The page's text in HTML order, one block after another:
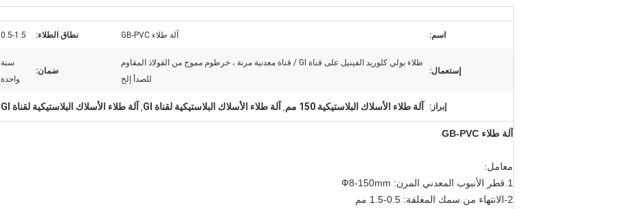
اسم: آلة طلاء GB-PVC نطاق الطلاء: 0.5-1.5
إستعمال:
طلاء بولي كلوريد الفينيل على قناة GI / قناة معدنية مرنة ، خرطوم مموج من الفولاذ المقاوم
للصدأ إلخ
ضمان:
سنة
واحدة
إبراز: آلة طلاء الأسلاك البلاستيكية 150 مم , آلة طلاء الأسلاك البلاستيكية لقناة GI , آلة طلاء الأسلاك البلاستيكية لقناة GI
آلة طلاء GB-PVC
معامل:
1.قطر الأنبوب المعدني المرن: Ф8-150mm
2-الانتهاء من سمك المغلفة: 0.5-1.5 مم